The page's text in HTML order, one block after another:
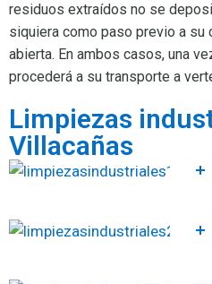
residuos extraídos no se
siquiera como paso previo a su
abierta. En ambos casos, una
procederá a su transporte a
Limpiezas
Villacañas